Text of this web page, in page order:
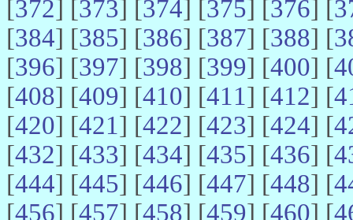
[372] [373] [374] [375] [376] [
[384] [385] [386] [387] [388] [
[396] [397] [398] [399] [400] [
[408] [409] [410] [411] [412] [
[420] [421] [422] [423] [424] [
[432] [433] [434] [435] [436] [
[444] [445] [446] [447] [448] [
[456] [457] [458] [459] [460] [